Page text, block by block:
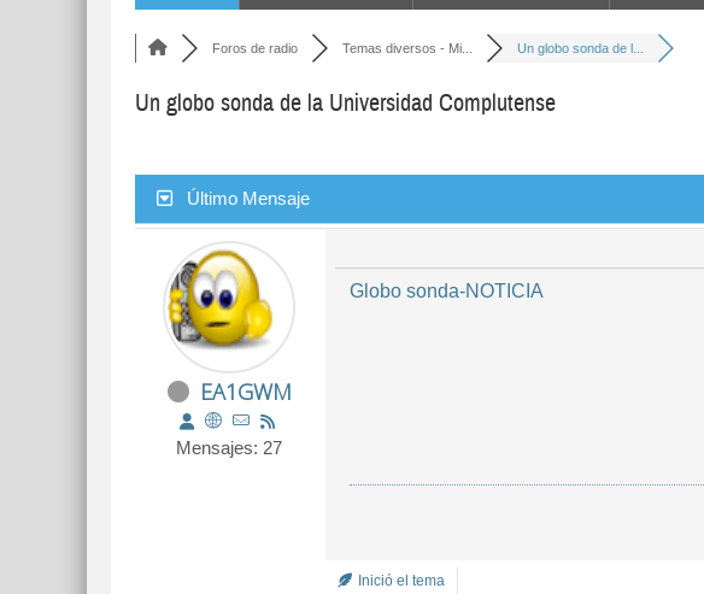
Foros de radio Temas diversos - Mi... Un globo sonda de l...
Un globo sonda de la Universidad Complutense
Último Mensaje
EA1GWM
Mensajes: 27
Globo sonda-NOTICIA
Inició el tema